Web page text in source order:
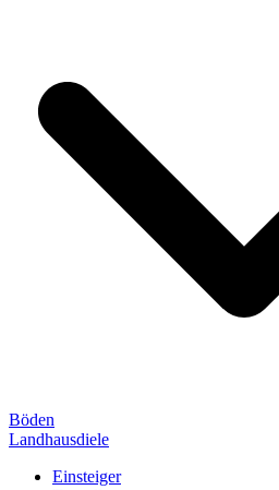
Böden
Landhausdiele
Einsteiger